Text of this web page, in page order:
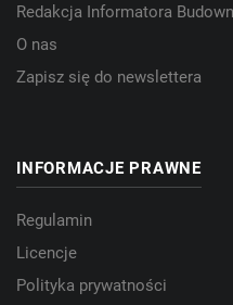
Redakcja Informatora
O nas
Zapisz się do newslettera
INFORMACJE PRAWNE
Regulamin
Licencje
Polityka prywatności